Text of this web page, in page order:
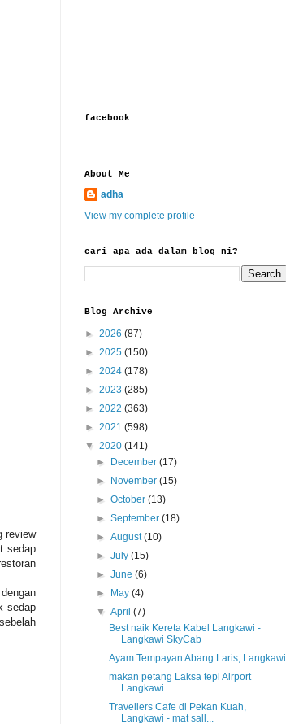
review
sedap
sedap
facebook
About Me
adha
View my complete profile
cari apa ada dalam blog ni?
Blog Archive
► 2026 (87)
► 2025 (150)
► 2024 (178)
► 2023 (285)
► 2022 (363)
► 2021 (598)
▼ 2020 (141)
►
December(17)
►
November(15)
►October(13)
►September(18)
►August(10)
►July(15)
►June(6)
►
May(4)
▼April(7)
Best naik Kereta Kabel Langkawi -
Langkawi SkyCab
Ayam Tempayan Abang Laris, Langkawi
makan petang Laksa tepi Airport
Langkawi
Travellers Cafe di Pekan Kuah,
Langkawi - mat sall...